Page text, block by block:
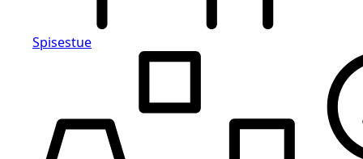
Spisestue